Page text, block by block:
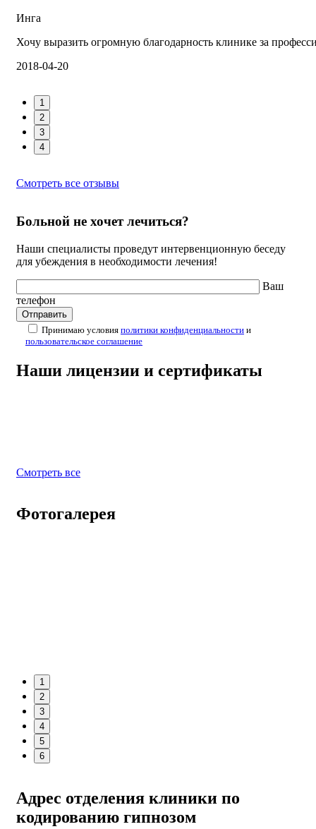
Инга
Хочу выразить огромную благодарность клинике за
2018-04-20
1
2
3
4
Смотреть все отзывы
Больной не хочет лечиться?
Наши специалисты проведут интервенционную беседу
для убеждения в необходимости лечения!
Ваш
телефон
Принимаю условия политики конфиденциальности и
пользовательское соглашение
Наши лицензии и сертификаты
Смотреть все
Фотогалерея
1
2
3
4
5
6
Адрес отделения клиники по
кодированию гипнозом